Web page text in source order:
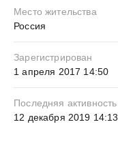
Место жительства
Россия
Зарегистрирован
1 апреля 2017 14:50
Последняя активность
12 декабря 2019 14:13